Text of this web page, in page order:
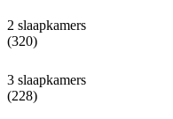
2 slaapkamers
(320)
3 slaapkamers
(228)